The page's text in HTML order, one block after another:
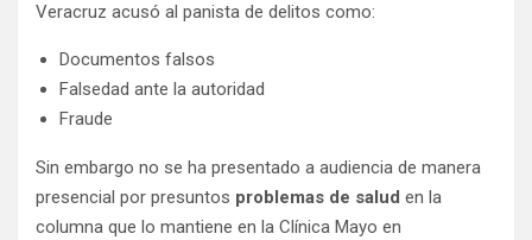
Veracruz acusó al panista de delitos como:
Documentos falsos
Falsedad ante la autoridad
Fraude
Sin embargo no se ha presentado a audiencia de manera
presencial por presuntos problemas de salud en la
columna que lo mantiene en la Clínica Mayo en